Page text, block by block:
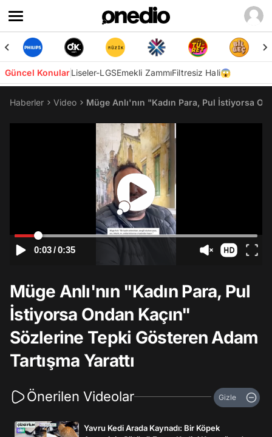
Güncel KonularLiseler-LGSEmekli ZammıFiltresiz Hali😱
Haberler Video Müge Anlı'nın "Kadın Para, Pul İstiyorsa
0:03/0:35
Müge Anlı'nın "Kadın Para, Pul
İstiyorsa Ondan Kaçın"
Sözlerine Tepki Gösteren Adam
Tartışma Yarattı
Önerilen Videolar Gizle
Yavru Kedi Arada Kaynadı: Bir Köpek